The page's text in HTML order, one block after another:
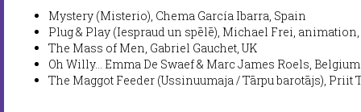
Mystery (Misterio), Chema García Ibarra, Spain
Plug & Play (Iespraud un spēlē), Michael Frei,
The Mass of Men, Gabriel Gauchet, UK
Oh Willy… Emma De Swaef & Marc James Roels, Belgium
The Maggot Feeder (Ussinuumaja / Tārpu barotājs), Priit